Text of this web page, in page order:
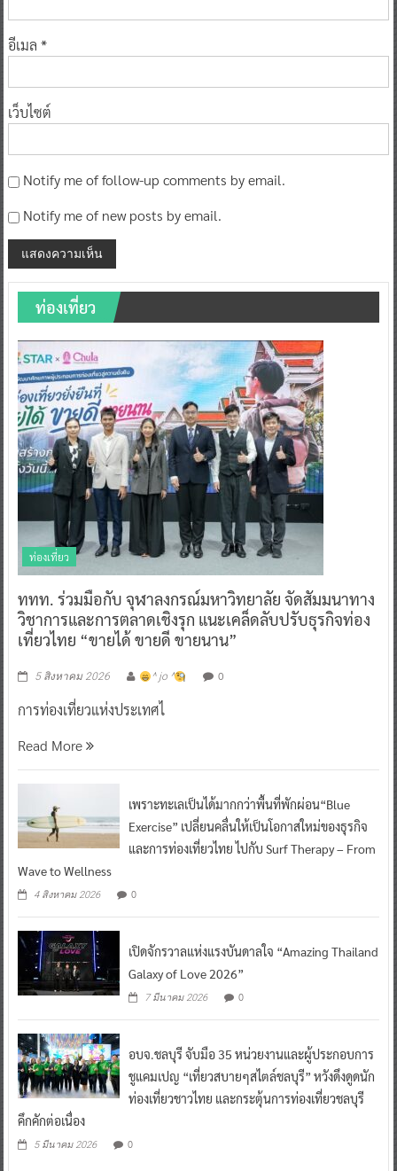
อีเมล *
เว็บไซต์
Notify me of follow-up comments by email.
Notify me of new posts by email.
ท่องเที่ยว
ท่องเที่ยว
ททท. ร่วมมือกับ จุฬาลงกรณ์มหาวิทยาลัย จัดสัมมนาทาง
วิชาการและการตลาดเชิงรุก แนะเคล็ดลับปรับธุรกิจท่อง
เที่ยวไทย “ขายได้ ขายดี ขายนาน”
5 สิงหาคม 2026 ^ jo ^ 0
การท่องเที่ยวแห่งประเทศไ
Read More
เพราะทะเลเป็นได้มากกว่าพื้นที่พักผ่อน“Blue
Exercise” เปลี่ยนคลื่นให้เป็นโอกาสใหม่ของธุรกิจ
และการท่องเที่ยวไทย ไปกับ Surf Therapy – From
Wave to Wellness
4 สิงหาคม 2026 0
เปิดจักรวาลแห่งแรงบันดาลใจ “Amazing Thailand
Galaxy of Love 2026”
7 มีนาคม 2026 0
อบจ.ชลบุรี จับมือ 35 หน่วยงานและผู้ประกอบการ
ชูแคมเปญ “เที่ยวสบายๆสไตล์ชลบุรี” หวังดึงดูดนัก
ท่องเที่ยวชาวไทย และกระตุ้นการท่องเที่ยวชลบุรี
คึกคักต่อเนื่อง
5 มีนาคม 2026 0